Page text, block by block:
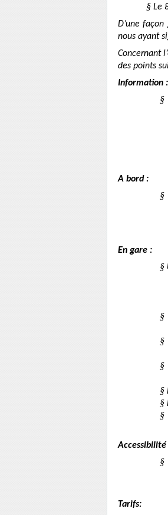
§ Le
D’une
nous ayant
Concernant
des points
Information :
§
A bord :
§
En gare :
§
§
§
§
§
§
§
Accessibilité
§
Tarifs: